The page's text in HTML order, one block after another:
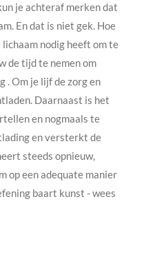
je achteraf merken dat
En dat is niet gek. Hoe
nodig heeft om te
de tijd te nemen om
. Om je lijf de zorg en
Daarnaast is het
en nogmaals te
en versterkt de
steeds opnieuw,
op een adequate manier
baart kunst - wees